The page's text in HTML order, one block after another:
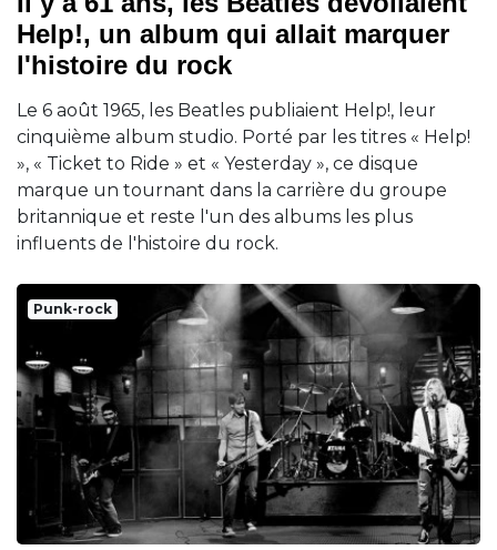
Help!, un album qui allait marquer
l'histoire du rock
Le 6 août 1965, les Beatles publiaient Help!, leur
cinquième album studio. Porté par les titres « Help!
», « Ticket to Ride » et « Yesterday », ce disque
marque un tournant dans la carrière du groupe
britannique et reste l'un des albums les plus
influents de l'histoire du rock.
Punk-rock